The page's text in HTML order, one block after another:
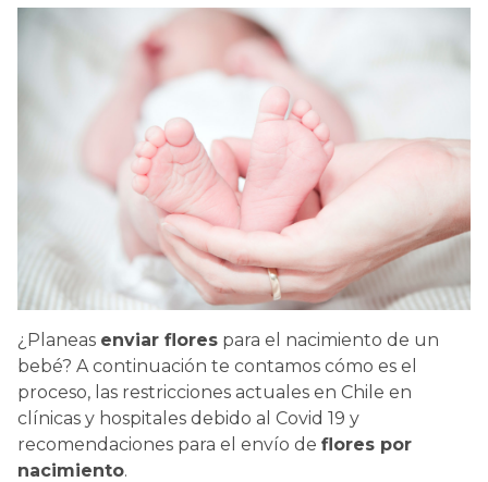
¿Planeas enviar flores para el nacimiento de un
bebé? A continuación te contamos cómo es el
proceso, las restricciones actuales en Chile en
clínicas y hospitales debido al Covid 19 y
recomendaciones para el envío de flores por
nacimiento.